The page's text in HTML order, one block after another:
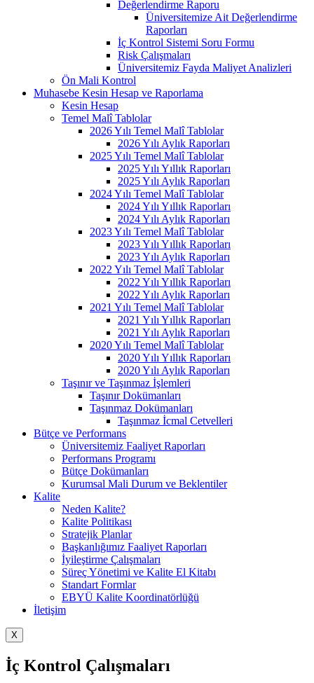
Değerlendirme Raporu
Üniversitemize Ait Değerlendirme
Raporları
İç Kontrol Sistemi Soru Formu
Risk Çalışmaları
Üniversitemiz Fayda Maliyet Analizleri
Ön Mali Kontrol
Muhasebe Kesin Hesap ve Raporlama
Kesin Hesap
Temel Malî Tablolar
2026 Yılı Temel Malî Tablolar
2026 Yılı Aylık Raporları
2025 Yılı Temel Malî Tablolar
2025 Yılı Yıllık Raporları
2025 Yılı Aylık Raporları
2024 Yılı Temel Malî Tablolar
2024 Yılı Yıllık Raporları
2024 Yılı Aylık Raporları
2023 Yılı Temel Malî Tablolar
2023 Yılı Yıllık Raporları
2023 Yılı Aylık Raporları
2022 Yılı Temel Malî Tablolar
2022 Yılı Yıllık Raporları
2022 Yılı Aylık Raporları
2021 Yılı Temel Malî Tablolar
2021 Yılı Yıllık Raporları
2021 Yılı Aylık Raporları
2020 Yılı Temel Malî Tablolar
2020 Yılı Yıllık Raporları
2020 Yılı Aylık Raporları
Taşınır ve Taşınmaz İşlemleri
Taşınır Dokümanları
Taşınmaz Dokümanları
Taşınmaz İcmal Cetvelleri
Bütçe ve Performans
Üniversitemiz Faaliyet Raporları
Performans Programı
Bütçe Dokümanları
Kurumsal Mali Durum ve Beklentiler
Kalite
Neden Kalite?
Kalite Politikası
Stratejik Planlar
Başkanlığımız Faaliyet Raporları
İyileştirme Çalışmaları
Süreç Yönetimi ve Kalite El Kitabı
Standart Formlar
EBYÜ Kalite Koordinatörlüğü
İletişim
X
İç Kontrol Çalışmaları